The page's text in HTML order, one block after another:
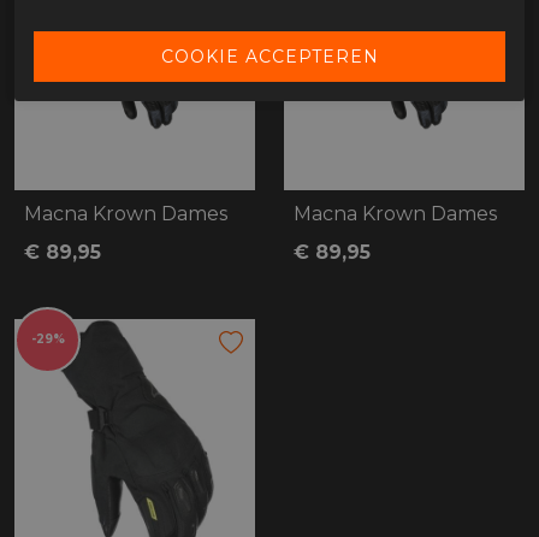
Macna Krown Dames
€ 89,95
Macna Krown Dames
€ 89,95
-29%